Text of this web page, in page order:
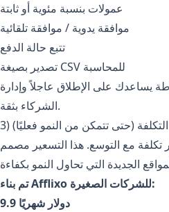
عمولات بنسبة مئوية أو ثابتة
موافقة يدوية / موافقة تلقائية
تتبع حالة الدفع
تصدير بصيغة CSV للمحاسبة
يساعدك على الإطلاق عاجلاً وإدارة
الشركاء بثقة.
(حتى تتمكن من النمو فعليًا)
تكلفة مع التوسع. هذا التسعير مصمم
تم بناء Afflixo للشركات الصغيرة:
9.9 دولار شهريًا